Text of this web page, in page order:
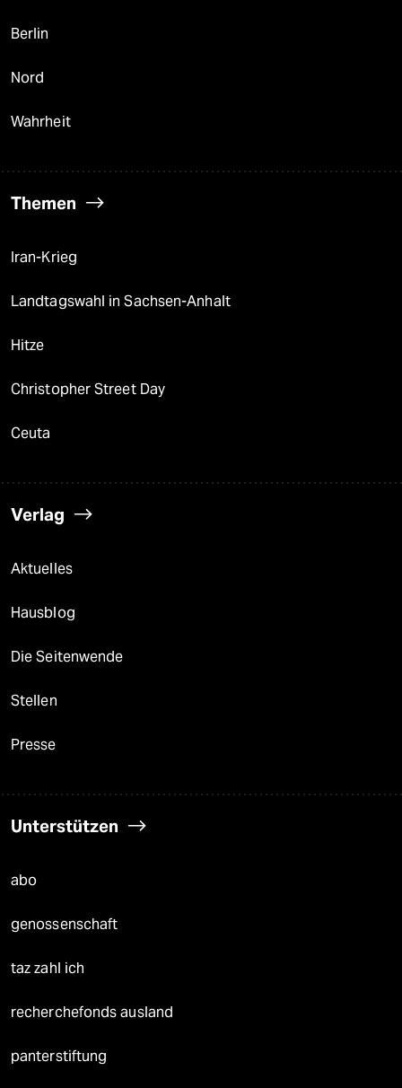
Berlin
Nord
Wahrheit
Themen
Iran-Krieg
Landtagswahl in Sachsen-Anhalt
Hitze
Christopher Street Day
Ceuta
Verlag
Aktuelles
Hausblog
Die Seitenwende
Stellen
Presse
Unterstützen
abo
genossenschaft
taz zahl ich
recherchefonds ausland
panterstiftung